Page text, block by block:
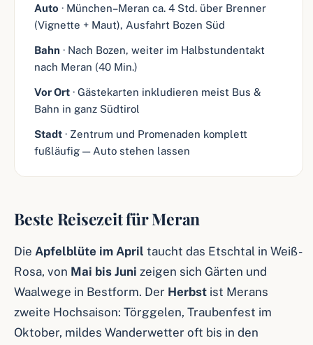
Auto · München–Meran ca. 4 Std. über Brenner
(Vignette + Maut), Ausfahrt Bozen Süd
Bahn · Nach Bozen, weiter im Halbstundentakt
nach Meran (40 Min.)
Vor Ort · Gästekarten inkludieren meist Bus &
Bahn in ganz Südtirol
Stadt · Zentrum und Promenaden komplett
fußläufig — Auto stehen lassen
Beste Reisezeit für Meran
Die Apfelblüte im April taucht das Etschtal in Weiß-
Rosa, von Mai bis Juni zeigen sich Gärten und
Waalwege in Bestform. Der Herbst ist Merans
zweite Hochsaison: Törggelen, Traubenfest im
Oktober, mildes Wanderwetter oft bis in den